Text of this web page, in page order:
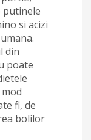
putinele
si acizi
din
poate
fi, de
bolilor